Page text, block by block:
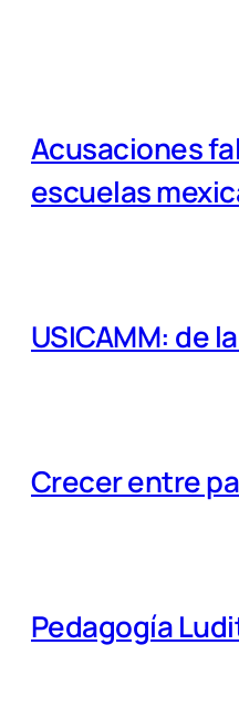
Acusaciones
escuelas
USICAMM: de
Crecer entre
Pedagogía